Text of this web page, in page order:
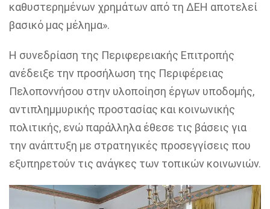
καθυστερημένων χρημάτων από τη ΔΕΗ αποτελεί
βασικό μας μέλημα».
Η συνεδρίαση της Περιφερειακής Επιτροπής
ανέδειξε την προσήλωση της Περιφέρειας
Πελοποννήσου στην υλοποίηση έργων υποδομής,
αντιπλημμυρικής προστασίας και κοινωνικής
πολιτικής, ενώ παράλληλα έθεσε τις βάσεις για
την ανάπτυξη με στρατηγικές προσεγγίσεις που
εξυπηρετούν τις ανάγκες των τοπικών κοινωνιών.